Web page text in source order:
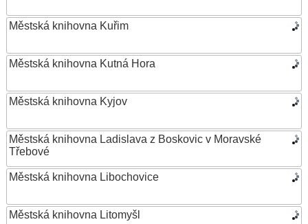
Městská knihovna Kuřim
Městská knihovna Kutná Hora
Městská knihovna Kyjov
Městská knihovna Ladislava z Boskovic v Moravské
Třebové
Městská knihovna Libochovice
Městská knihovna Litomyšl